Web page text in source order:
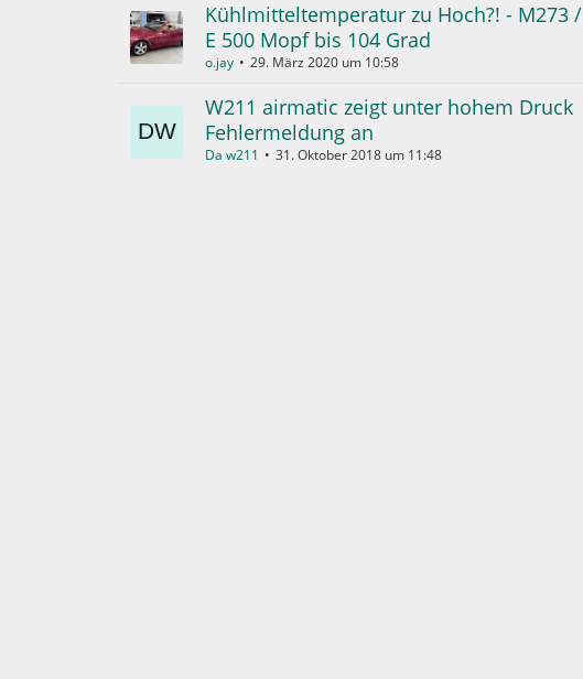
Kühlmitteltemperatur zu Hoch?! - M273 /
E 500 Mopf bis 104 Grad
o.jay 29. März 2020 um 10:58
W211 airmatic zeigt unter hohem Druck
Fehlermeldung an
Da w211 31. Oktober 2018 um 11:48